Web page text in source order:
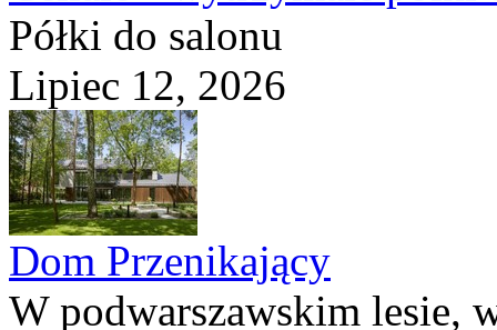
Półki do salonu
Lipiec 12, 2026
Dom Przenikający
W podwarszawskim lesie,